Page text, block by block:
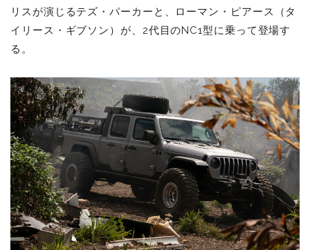
リスが演じるテズ・パーカーと、ローマン・ピアース（タ
イリース・ギブソン）が、2代目のNC1型に乗って登場す
る。